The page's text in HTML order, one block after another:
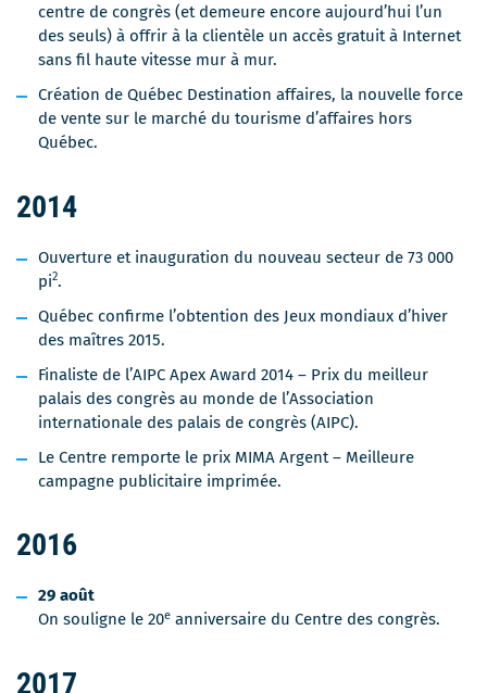
centre de congrès (et demeure encore aujourd’hui l’un
des seuls) à offrir à la clientèle un accès gratuit à Internet
sans fil haute vitesse mur à mur.
Création de Québec Destination affaires, la nouvelle force
de vente sur le marché du tourisme d’affaires hors
Québec.
2014
Ouverture et inauguration du nouveau secteur de 73 000
pi2.
Québec confirme l’obtention des Jeux mondiaux d’hiver
des maîtres 2015.
Finaliste de l’AIPC Apex Award 2014 – Prix du meilleur
palais des congrès au monde de l’Association
internationale des palais de congrès (AIPC).
Le Centre remporte le prix MIMA Argent – Meilleure
campagne publicitaire imprimée.
2016
29 août
On souligne le 20e anniversaire du Centre des congrès.
2017